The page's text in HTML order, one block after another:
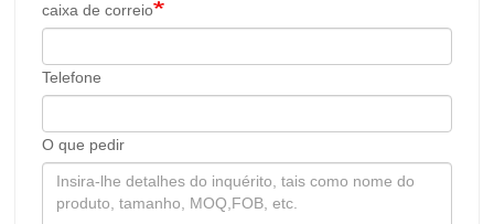
caixa de correio
Telefone
O que pedir